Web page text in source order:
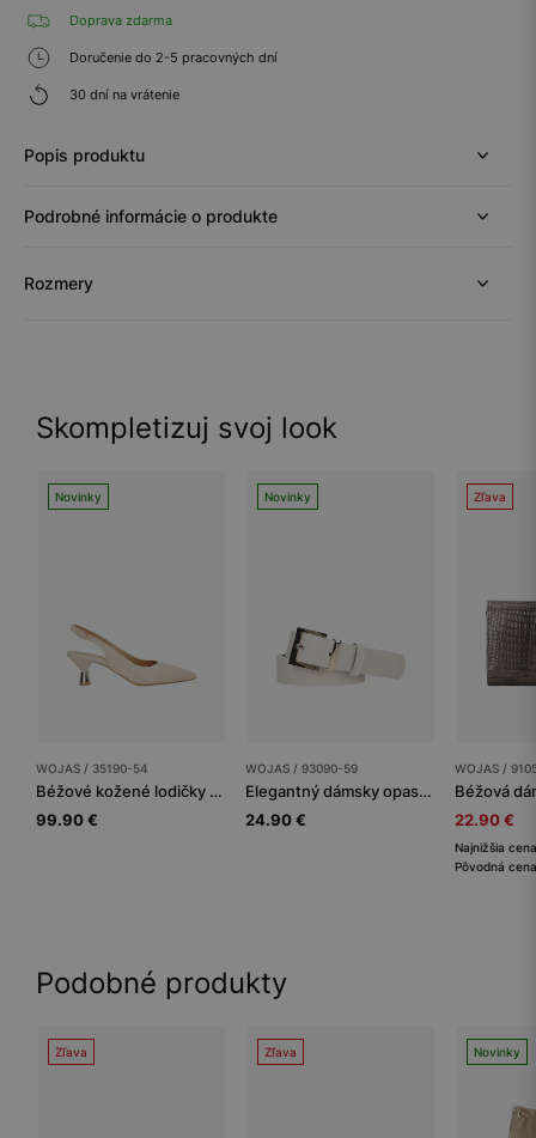
Doprava zdarma
Doručenie do 2-5 pracovných dní
30 dní na vrátenie
Popis produktu
Podrobné informácie o produkte
Rozmery
Skompletizuj svoj look
Novinky
WOJAS / 35190-54
Béžové kožené lodičky slingback na nízkom opätku
99.90 €
Novinky
WOJAS / 93090-59
Elegantný dámsky opasok so zlatou prackou
24.90 €
Zľava
WOJAS /
22.90 €
Najnižšia
Pôvodná
Podobné produkty
Zľava Zľava Novinky